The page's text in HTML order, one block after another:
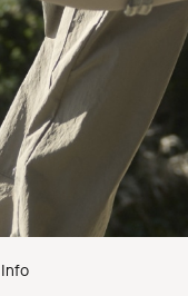
Info